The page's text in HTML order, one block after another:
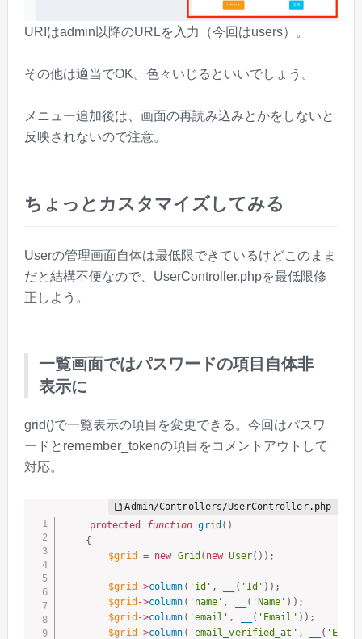
URIはadmin以降のURLを入力（今回はusers）。
その他は適当でOK。色々いじるといいでしょう。
メニュー追加後は、画面の再読み込みとかをしないと
反映されないので注意。
ちょっとカスタマイズしてみる
Userの管理画面自体は最低限できているけどこのまま
だと結構不便なので、UserController.phpを最低限修
正しよう。
一覧画面ではパスワードの項目自体非
表示に
grid()で一覧表示の項目を変更できる。今回はパスワ
ードとremember_tokenの項目をコメントアウトして
対応。
protected function grid ( )
{
$grid
= new Grid ( new User( ) ) ;
$grid ->column ( 'id' , ( 'Id' ) ) ;
$grid ->column ( 'name' , ( 'Name' ) ) ;
$grid ->column ( 'email' , ( 'Email' ) ) ;
$grid ->column ( 'email_verified_at' , (